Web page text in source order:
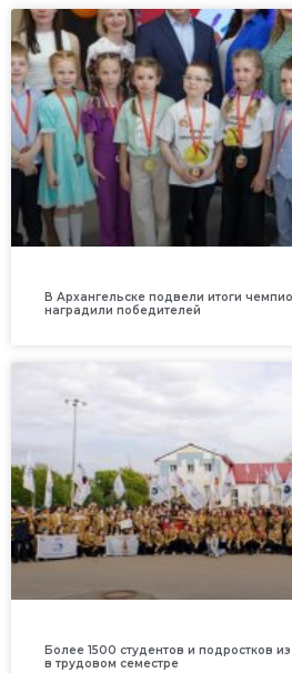
В Архангельске подвели итоги
наградили победителей
Более 1500 студентов и подростков
в трудовом семестре